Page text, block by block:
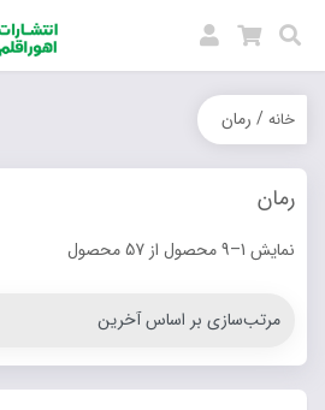
خانه/ رمان
رمان
نمایش 1–9 محصول از 57 محصول